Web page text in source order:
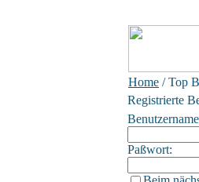
Home / Top
Registrierte
Paßwort: